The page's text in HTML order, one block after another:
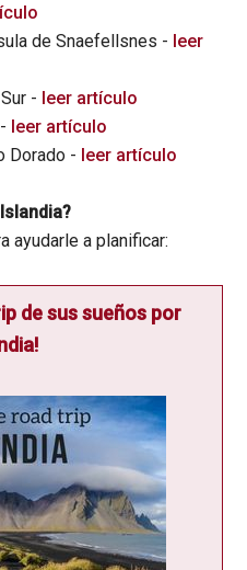
de Snaefellsnes - leer
- leer artículo
leer artículo
Dorado - leer artículo
ayudarle a planificar:
de sus sueños por